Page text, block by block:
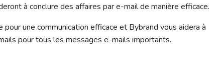
à conclure des affaires par e-mail de manière efficace.
une communication efficace et Bybrand vous aidera à
pour tous les messages e-mails importants.